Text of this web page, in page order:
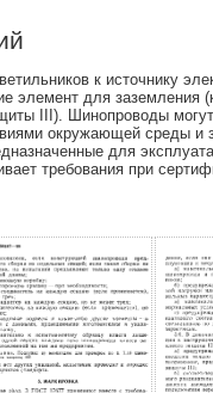
к источнику
для заземления
III). Шинопроводы
окружающей среды и
для
требования при